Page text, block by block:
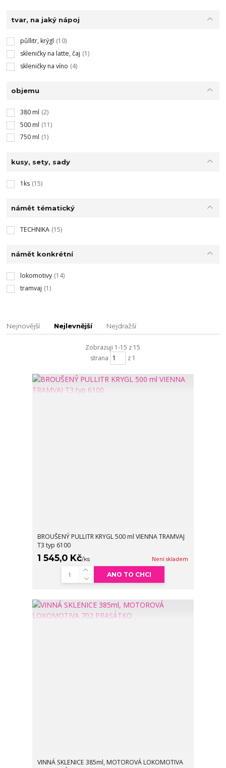
tvar, na jaký nápoj
půllitr, krýgl (10)
skleničky na latte, čaj (1)
skleničky na víno (4)
objemu
380 ml (2)
500 ml (11)
750 ml (1)
kusy, sety, sady
1ks (15)
námět tématický
TECHNIKA (15)
námět konkrétní
lokomotivy (14)
tramvaj (1)
Nejnovější Nejlevnější Nejdražší
Zobrazuji 1-15 z 15
strana
z 1
BROUŠENÝ PULLITR KRYGL 500 ml VIENNA TRAMVAJ
T3 typ 6100
1 545,0 Kč/ks Není skladem
ANO TO CHCI
VINNÁ SKLENICE 385ml, MOTOROVÁ LOKOMOTIVA